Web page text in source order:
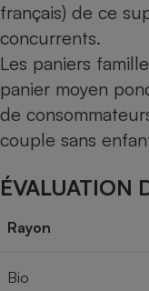
français) de ce
concurrents.
Les paniers
panier moyen
de
couple sans
ÉVALUATION
Rayon
Bio